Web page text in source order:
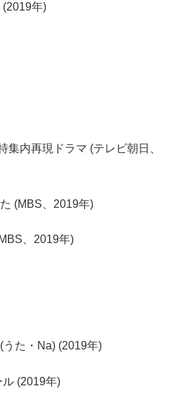
(2019年)
集内再現ドラマ (テレビ朝日、
(MBS、2019年)
、2019年)
た・Na) (2019年)
(2019年)